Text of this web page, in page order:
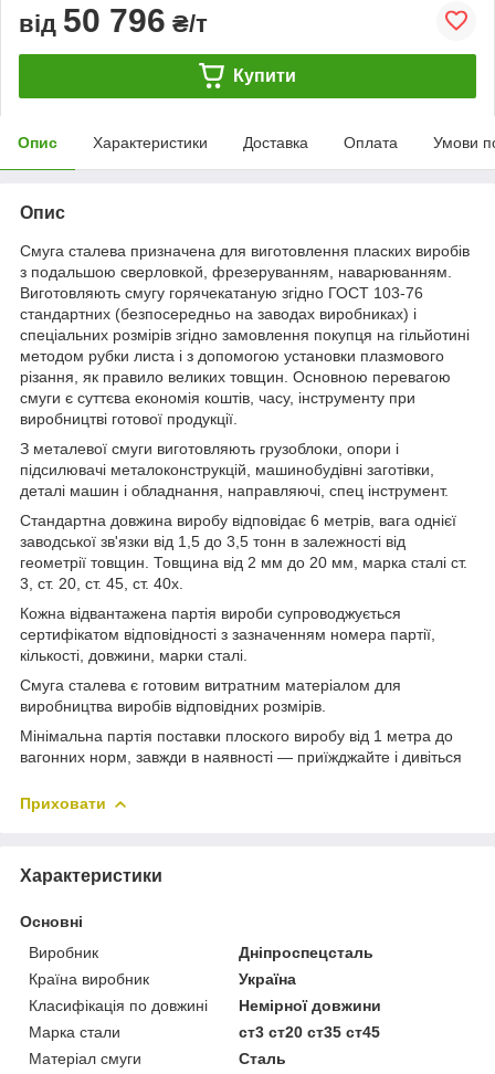
від 50 796 ₴/т
Купити
Опис Характеристики Доставка Оплата Умови
Опис
Смуга сталева призначена для виготовлення пласких виробів
з подальшою сверловкой, фрезеруванням, наварюванням.
Виготовляють смугу горячекатаную згідно ГОСТ 103-76
стандартних (безпосередньо на заводах виробниках) і
спеціальних розмірів згідно замовлення покупця на гільйотині
методом рубки листа і з допомогою установки плазмового
різання, як правило великих товщин. Основною перевагою
смуги є суттєва економія коштів, часу, інструменту при
виробництві готової продукції.
З металевої смуги виготовляють грузоблоки, опори і
підсилювачі металоконструкцій, машинобудівні заготівки,
деталі машин і обладнання, направляючі, спец інструмент.
Стандартна довжина виробу відповідає 6 метрів, вага однієї
заводської зв'язки від 1,5 до 3,5 тонн в залежності від
геометрії товщин. Товщина від 2 мм до 20 мм, марка сталі ст.
3, ст. 20, ст. 45, ст. 40х.
Кожна відвантажена партія вироби супроводжується
сертифікатом відповідності з зазначенням номера партії,
кількості, довжини, марки сталі.
Смуга сталева є готовим витратним матеріалом для
виробництва виробів відповідних розмірів.
Мінімальна партія поставки плоского виробу від 1 метра до
вагонних норм, завжди в наявності — приїжджайте і дивіться
Приховати
Характеристики
Основні
Виробник
Дніпроспецсталь
Країна виробник
Україна
Класифікація по довжині
Немірної довжини
Марка стали
ст3 ст20 ст35 ст45
Матеріал смуги
Сталь